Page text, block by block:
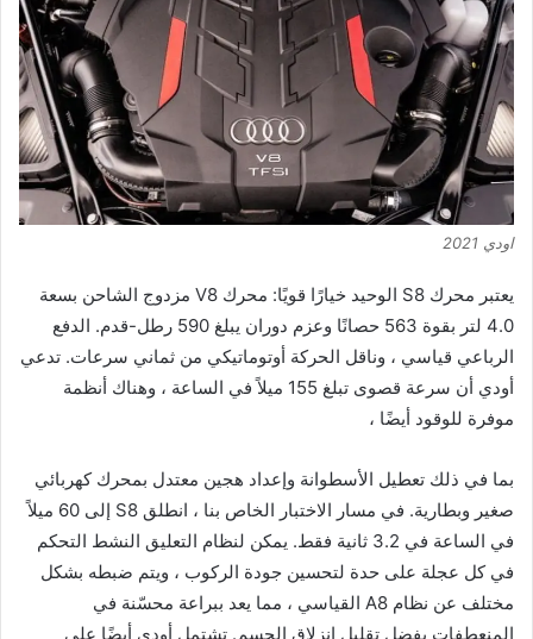
اودي 2021
يعتبر محرك S8 الوحيد خيارًا قويًا: محرك V8 مزدوج الشاحن بسعة
4.0 لتر بقوة 563 حصانًا وعزم دوران يبلغ 590 رطل-قدم. الدفع
الرباعي قياسي ، وناقل الحركة أوتوماتيكي من ثماني سرعات. تدعي
أودي أن سرعة قصوى تبلغ 155 ميلاً في الساعة ، وهناك أنظمة
موفرة للوقود أيضًا ،
بما في ذلك تعطيل الأسطوانة وإعداد هجين معتدل بمحرك كهربائي
صغير وبطارية. في مسار الاختبار الخاص بنا ، انطلق S8 إلى 60 ميلاً
في الساعة في 3.2 ثانية فقط. يمكن لنظام التعليق النشط التحكم
في كل عجلة على حدة لتحسين جودة الركوب ، ويتم ضبطه بشكل
مختلف عن نظام A8 القياسي ، مما يعد ببراعة محسّنة في
المنعطفات بفضل تقليل انزلاق الجسم. تشتمل أودي أيضًا على